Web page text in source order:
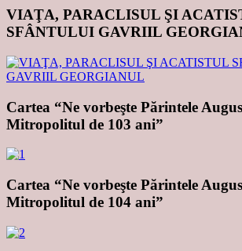
VIAŢA, PARACLISUL ŞI
SFÂNTULUI GAVRIIL
Cartea “Ne vorbeşte Părintele
Mitropolitul de 103 ani”
Cartea “Ne vorbeşte Părintele
Mitropolitul de 104 ani”